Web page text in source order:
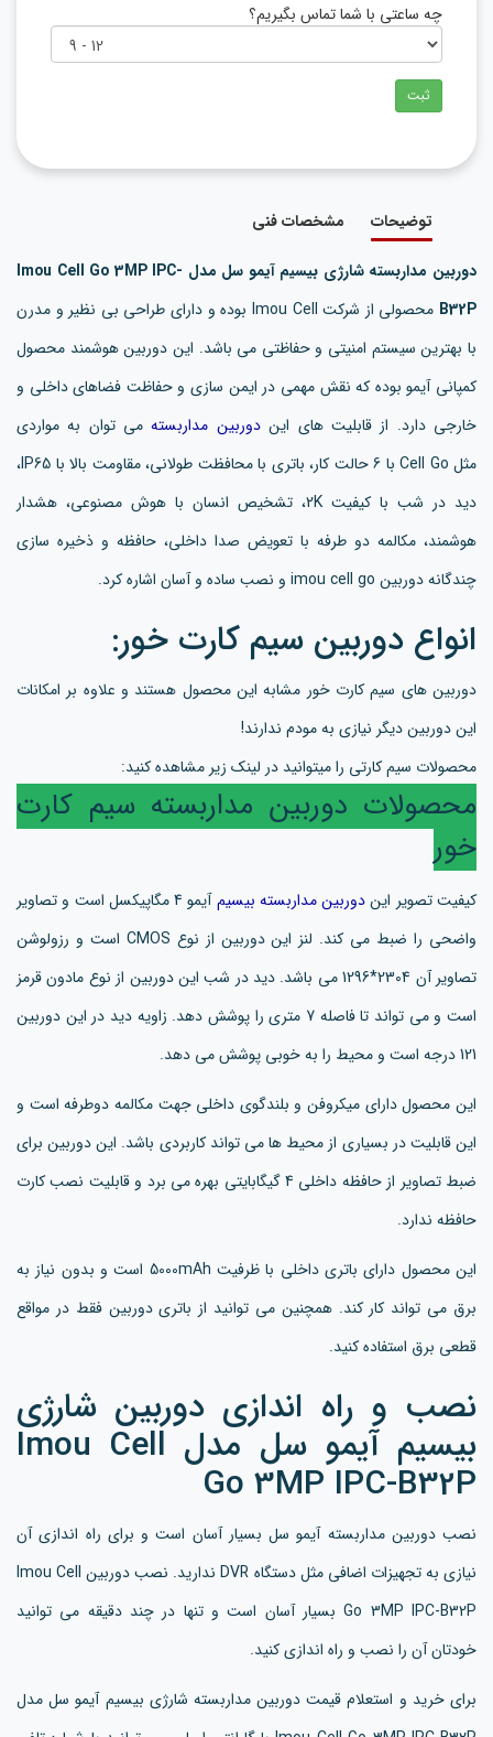
چه ساعتی با شما تماس بگیریم؟
ثبت
توضیحات مشخصات فنی
دوربین مداربسته شارژی بیسیم آیمو سل مدل Imou Cell Go 3MP IPC-
B32P
محصولی از شرکت Imou Cell بوده و دارای طراحی بی نظیر و مدرن
با بهترین سیستم امنیتی و حفاظتی می باشد. این دوربین هوشمند محصول
کمپانی آیمو بوده که نقش مهمی در ایمن سازی و حفاظت فضاهای داخلی و
خارجی دارد. از قابلیت های ایندوربین مداربستهمی توان به مواردی
مثل Cell Go با 6 حالت کار، باتری با محافظت طولانی، مقاومت بالا با IP65،
دید در شب با کیفیت 2K، تشخیص انسان با هوش مصنوعی، هشدار
هوشمند، مکالمه دو طرفه با تعویض صدا داخلی، حافظه و ذخیره سازی
چندگانه دوربین imou cell go و نصب ساده و آسان اشاره کرد.
انواع دوربین سیم کارت خور:
دوربین های سیم کارت خور مشابه این محصول هستند و علاوه بر امکانات
این دوربین دیگر نیازی به مودم ندارند!
محصولات سیم کارتی را میتوانید در لینک زیر مشاهده کنید:
محصولات دوربین مداربسته سیم کارت
خور
کیفیت تصویر ایندوربین مداربسته بیسیم
آیمو 4 مگاپیکسل است و تصاویر
واضحی را ضبط می کند. لنز این دوربین از نوع CMOS است و رزولوشن
تصاویر آن 2304*1296 می باشد. دید در شب این دوربین از نوع مادون قرمز
است و می تواند تا فاصله 7 متری را پوشش دهد. زاویه دید در این دوربین
121 درجه است و محیط را به خوبی پوشش می دهد.
این محصول دارای میکروفن و بلندگوی داخلی جهت مکالمه دوطرفه است و
این قابلیت در بسیاری از محیط ها می تواند کاربردی باشد. این دوربین برای
ضبط تصاویر از حافظه داخلی 4 گیگابایتی بهره می برد و قابلیت نصب کارت
حافظه ندارد.
این محصول دارای باتری داخلی با ظرفیت 5000mAh است و بدون نیاز به
برق می تواند کار کند. همچنین می توانید از باتری دوربین فقط در مواقع
قطعی برق استفاده کنید.
نصب و راه اندازی دوربین شارژی
بیسیم آیمو سل مدل Imou Cell
Go 3MP IPC-B32P
نصب دوربین مداربسته آیمو سل بسیار آسان است و برای راه اندازی آن
نیازی به تجهیزات اضافی مثل دستگاه DVR ندارید. نصب دوربین Imou Cell
Go 3MP IPC-B32P بسیار آسان است و تنها در چند دقیقه می توانید
خودتان آن را نصب و راه اندازی کنید.
برای خرید و استعلام قیمت دوربین مداربسته شارژی بیسیم آیمو سل مدل